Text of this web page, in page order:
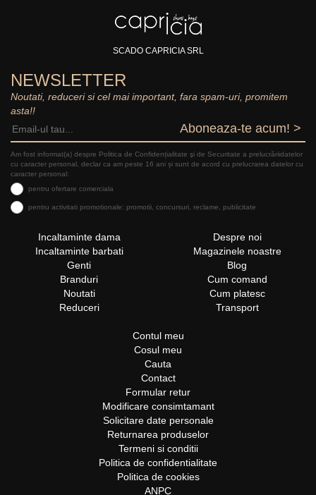
SCADO CAPRICIA SRL
NEWSLETTER
Noutati, reduceri si cel mai important, fara spam-uri, promitem
asta!!
Aboneaza-te acum! >
Am fost informat(a) despre Politica de Confidențialitate şi de Securitate a prelucrăriidatelor
cu caracter personal, declar ca am peste 16 ani și sunt de acord cu prelucrarea datelor cu
caracter personal:
pentru ofertare comerciala
pentru activitati promotionale: promotii, concursuri, reclame, publicitate
Incaltaminte dama
Incaltaminte barbati
Genti
Branduri
Noutati
Reduceri
Despre noi
Magazinele noastre
Blog
Cum comand
Cum platesc
Transport
Contul meu
Cosul meu
Cauta
Contact
Formular retur
Modificare consimtamant
Solicitare date personale
Returnarea produselor
Termeni si conditii
Politica de confidentialitate
Politica de cookies
ANPC